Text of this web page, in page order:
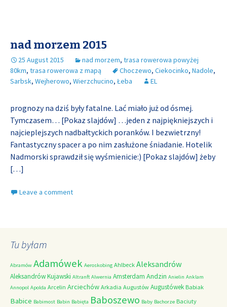
nad morzem 2015
25 August 2015 nad morzem, trasa rowerowa powyżej
80km, trasa rowerowa z mapą Choczewo, Ciekocinko, Nadole,
Sarbsk, Wejherowo, Wierzchucino, Łeba EL
prognozy na dziś były fatalne. Lać miało już od ósmej.
Tymczasem… [Pokaz slajdów] …jeden z najpiękniejszych i
najcieplejszych nadbałtyckich poranków. I bezwietrzny!
Fantastyczny spacer a po nim zasłużone śniadanie. Hotelik
Nadmorski sprawdził się wyśmienicie:) [Pokaz slajdów] żeby
[…]
Leave a comment
Tu byłam
Abramów Adamówek Aeroskobing Ahlbeck Aleksandrów
Aleksandrów Kujawski Altranft Alwernia Amsterdam Andzin Anielin Anklam
Annopol Apolda Arcelin Arciechów Arkadia Augustów Augustówek Babiak
Babice Babimost Babin Babięta Baboszewo Baby Bachorze Baciuty